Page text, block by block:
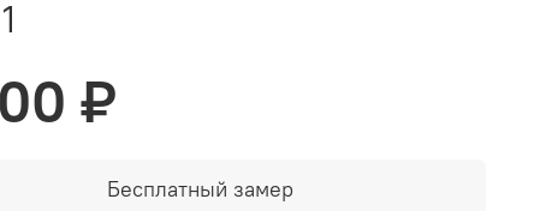
₽
Бесплатный замер